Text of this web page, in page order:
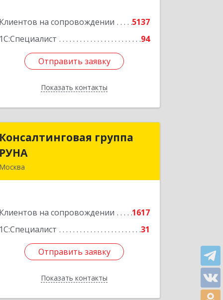
Клиентов на сопровождении
5137
1С:Специалист
94
Отправить заявку
Показать контакты
Подробнее
Отправить заявку
Назад
Консалтинговая группа
РУНА
Москва
Клиентов на сопровождении
1617
1С:Специалист
31
Отправить заявку
Показать контакты
Консалтинговая группа
Подробнее
Отправить заявку
Назад